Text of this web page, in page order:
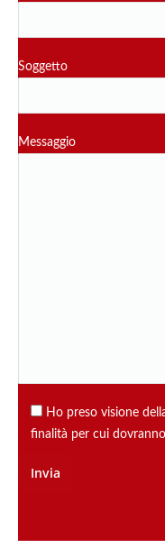
Soggetto
Messaggio
Ho preso visione
finalità per cui